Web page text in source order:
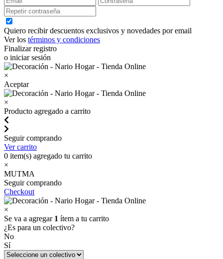
Quiero recibir descuentos exclusivos y novedades por email
Ver los términos y condiciones
Finalizar registro
o iniciar sesión
×
Aceptar
×
Producto agregado a carrito
Seguir comprando
Ver carrito
0 item(s) agregado tu carrito
×
MUTMA
Seguir comprando
Checkout
×
Se va a agregar 1 ítem a tu carrito
¿Es para un colectivo?
No
Sí